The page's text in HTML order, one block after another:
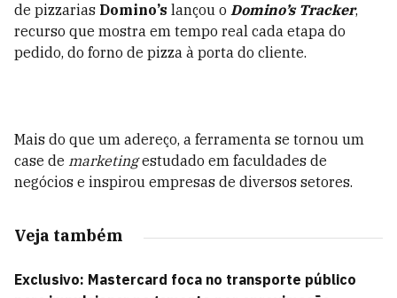
de pizzarias Domino’s lançou o Domino’s Tracker,
recurso que mostra em tempo real cada etapa do
pedido, do forno de pizza à porta do cliente.
Mais do que um adereço, a ferramenta se tornou um
case de marketingestudado em faculdades de
negócios e inspirou empresas de diversos setores.
Veja também
Exclusivo: Mastercard foca no transporte público